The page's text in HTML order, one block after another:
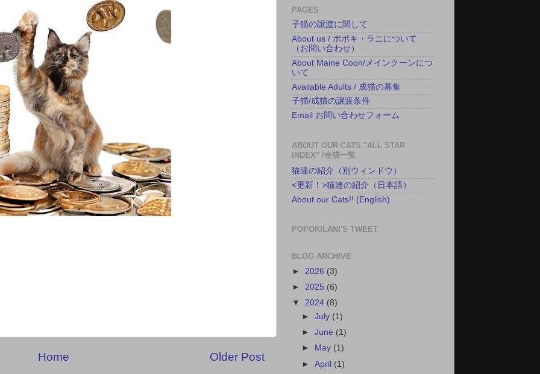
Older Post
Home
PAGES
子猫の譲渡に関して
About us / ポポキ・ラニについて
（お問い合わせ）
About Maine Coon/メインクーンにつ
いて
Available Adults / 成猫の募集
子猫/成猫の譲渡条件
Email お問い合わせフォーム
ABOUT OUR CATS "ALL STAR
INDEX" /全猫一覧
猫達の紹介（別ウィンドウ）
<更新！>猫達の紹介（日本語）
About our Cats!! (English)
POPOKILANI'S TWEET
BLOG ARCHIVE
► 2026 (3)
► 2025 (6)
▼ 2024 (8)
►July (1)
►June (1)
►
May (1)
►April (1)